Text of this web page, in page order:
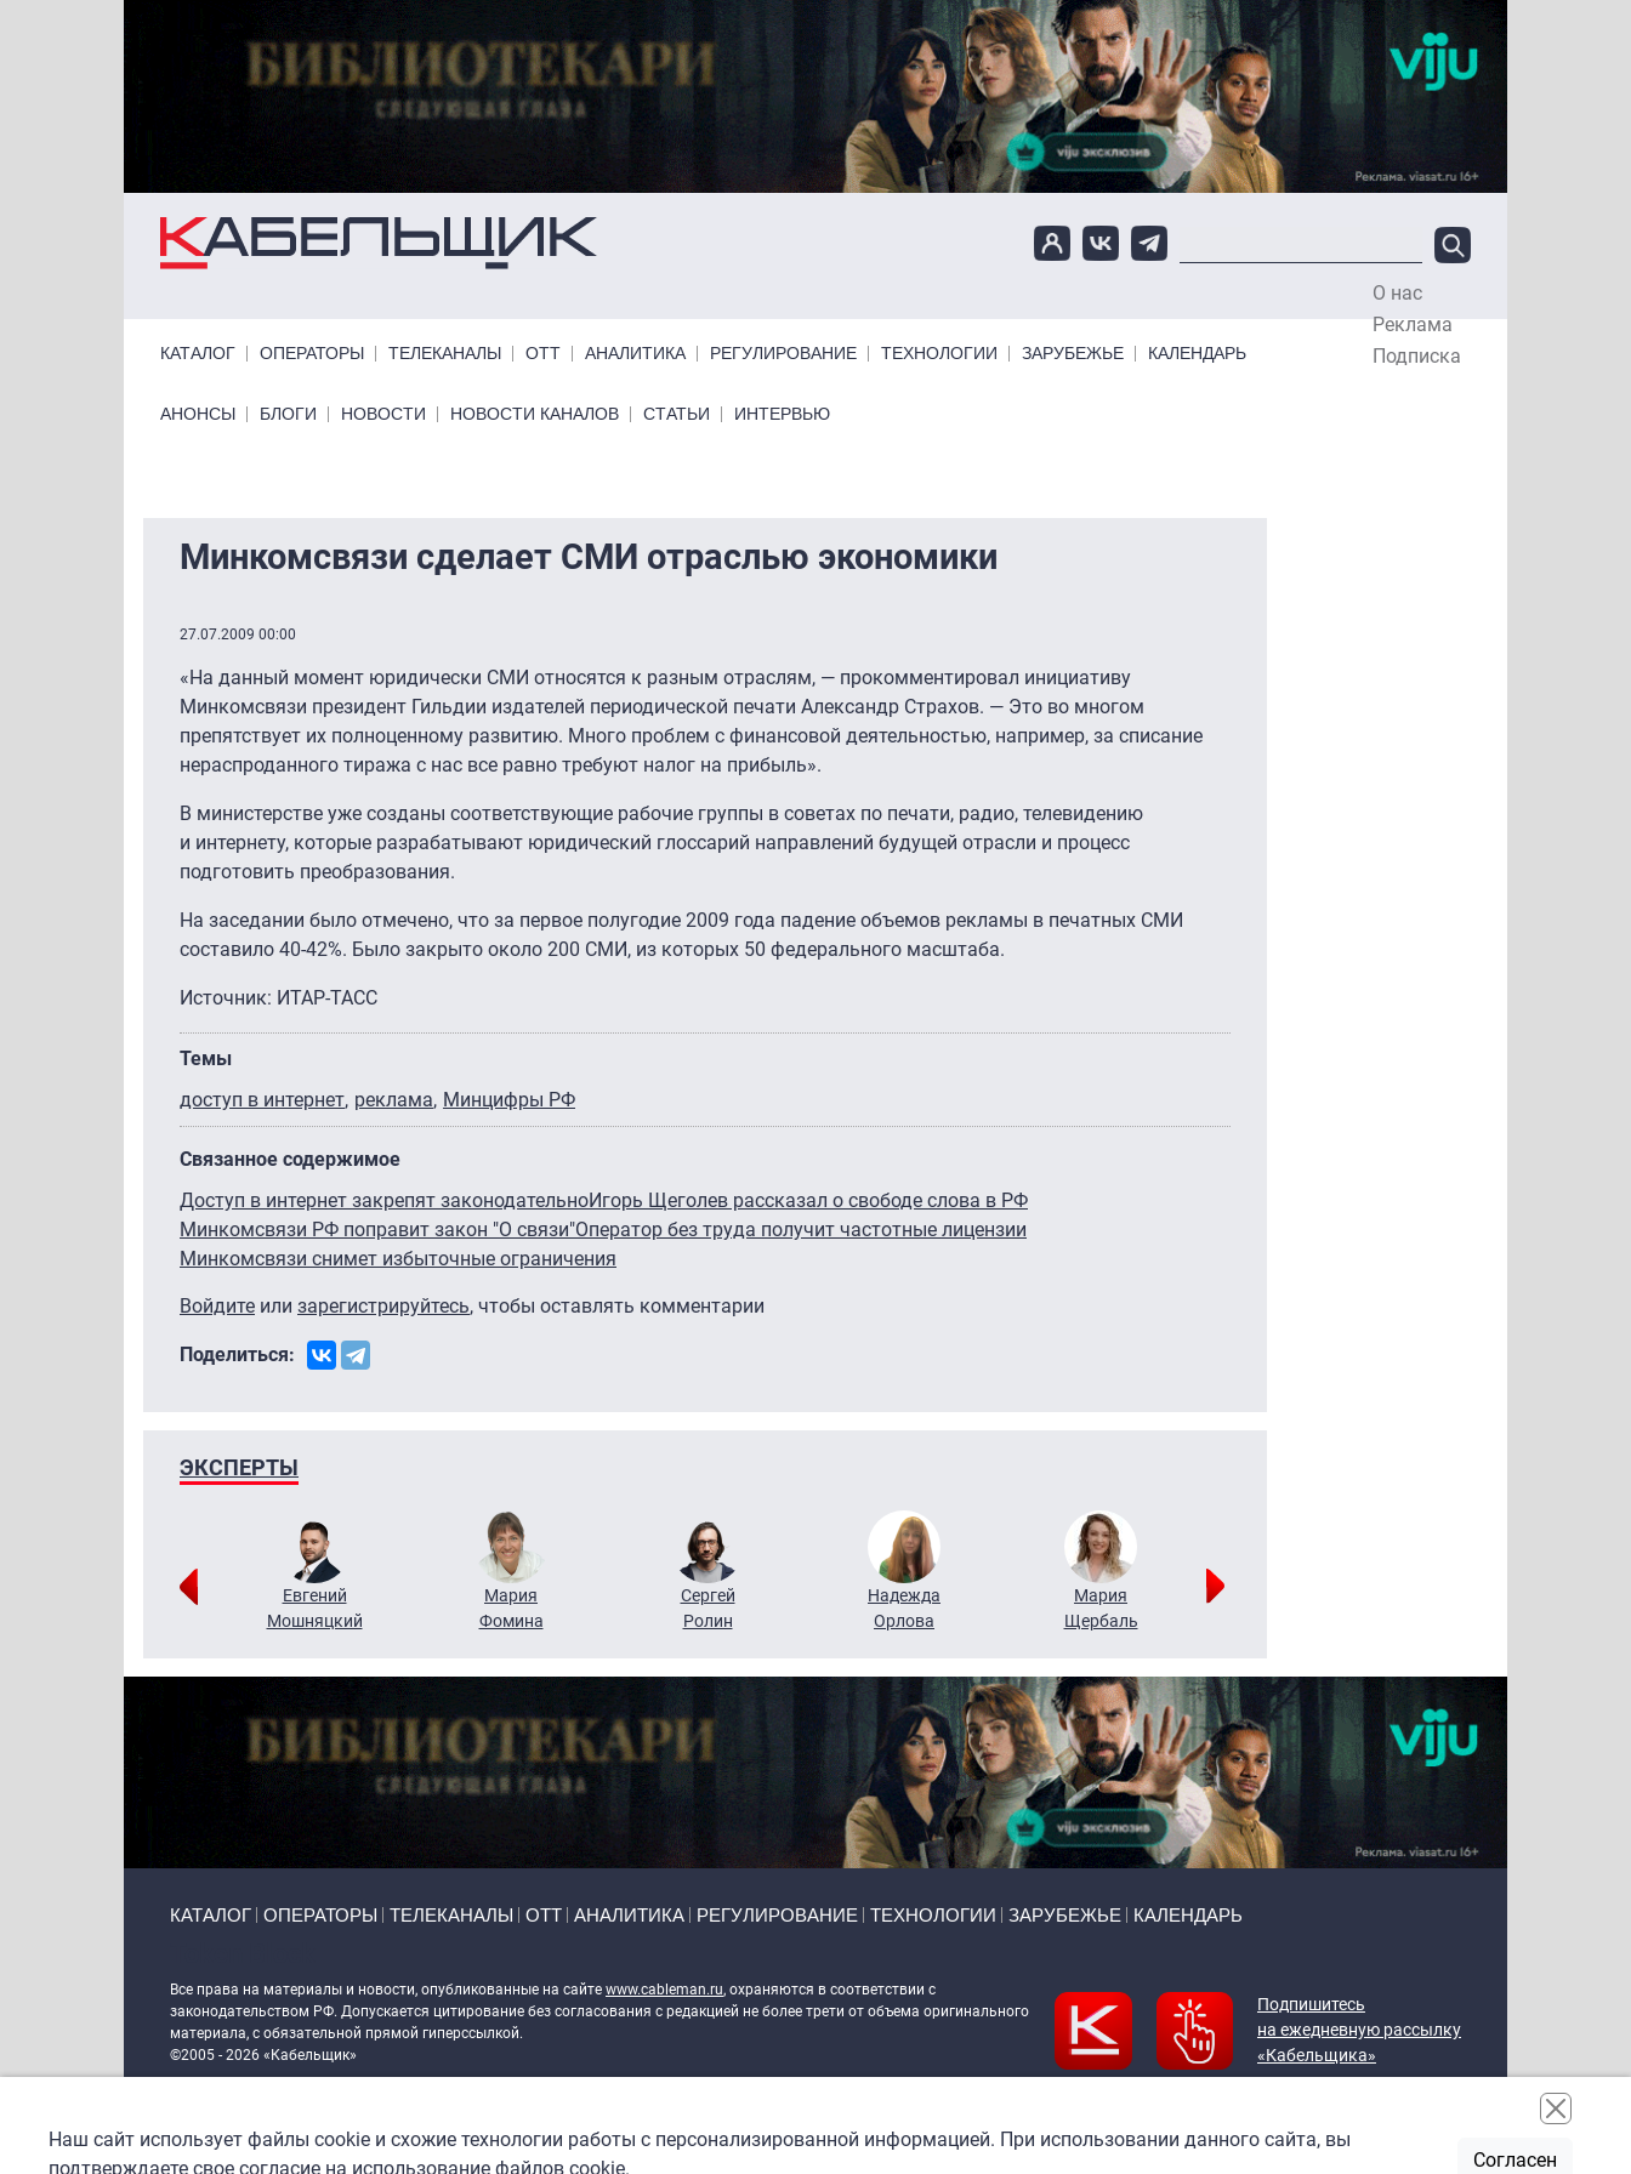
О нас
Реклама
Подписка
КАТАЛОГ ОПЕРАТОРЫ ТЕЛЕКАНАЛЫ ОТТ АНАЛИТИКА РЕГУЛИРОВАНИЕ ТЕХНОЛОГИИ ЗАРУБЕЖЬЕ КАЛЕНДАРЬ
Primary links bottom
АНОНСЫ БЛОГИ НОВОСТИ НОВОСТИ КАНАЛОВ СТАТЬИ ИНТЕРВЬЮ
Минкомсвязи сделает СМИ отраслью экономики
27.07.2009 00:00
«На данный момент юридически СМИ относятся к разным отраслям, — прокомментировал инициативу
Минкомсвязи президент Гильдии издателей периодической печати Александр Страхов. — Это во многом
препятствует их полноценному развитию. Много проблем с финансовой деятельностью, например, за списание
нераспроданного тиража с нас все равно требуют налог на прибыль».
В министерстве уже созданы соответствующие рабочие группы в советах по печати, радио, телевидению
и интернету, которые разрабатывают юридический глоссарий направлений будущей отрасли и процесс
подготовить преобразования.
На заседании было отмечено, что за первое полугодие 2009 года падение объемов рекламы в печатных СМИ
составило 40-42%. Было закрыто около 200 СМИ, из которых 50 федерального масштаба.
Источник: ИТАР-ТАСС
Темы
доступ в интернет реклама Минцифры РФ
Связанное содержимое
Доступ в интернет закрепят законодательноИгорь Щеголев рассказал о свободе слова в РФ
Минкомсвязи РФ поправит закон "О связи"Оператор без труда получит частотные лицензии
Минкомсвязи снимет избыточные ограничения
Войдите или зарегистрируйтесь, чтобы оставлять комментарии
Поделиться:
ЭКСПЕРТЫ
Евгений
Мошняцкий
Мария
Фомина
Сергей
Ролин
Надежда
Орлова
Мария
Щербаль
КАТАЛОГ ОПЕРАТОРЫ ТЕЛЕКАНАЛЫ ОТТ АНАЛИТИКА РЕГУЛИРОВАНИЕ ТЕХНОЛОГИИ ЗАРУБЕЖЬЕ КАЛЕНДАРЬ
Все права на материалы и новости, опубликованные на сайте www.cableman.ru, охраняются в соответствии с
законодательством РФ. Допускается цитирование без согласования с редакцией не более трети от объема оригинального
материала, с обязательной прямой гиперссылкой.
©2005 - 2026 «Кабельщик»
DrupalCoder — поддержка сайта c 2017 года
Подпишитесь
на ежедневную рассылку
«Кабельщика»
Наш сайт использует файлы cookie и схожие технологии работы с персонализированной информацией. При использовании данного сайта, вы
подтверждаете свое согласие на использование файлов cookie.
Согласен